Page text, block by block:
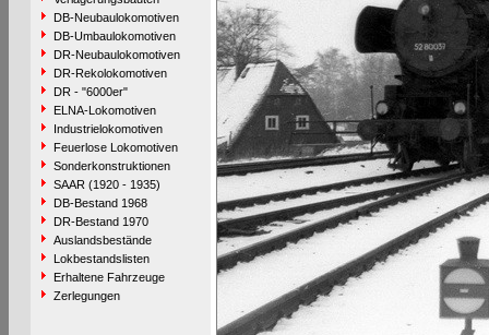
DB-Neubaulokomotiven
DB-Umbaulokomotiven
DR-Neubaulokomotiven
DR-Rekolokomotiven
DR - "6000er"
ELNA-Lokomotiven
Industrielokomotiven
Feuerlose Lokomotiven
Sonderkonstruktionen
SAAR (1920 - 1935)
DB-Bestand 1968
DR-Bestand 1970
Auslandsbestände
Lokbestandslisten
Erhaltene Fahrzeuge
Zerlegungen